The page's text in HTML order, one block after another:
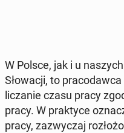
W Polsce, jak i u
Sło­wa­cji, to
li­cza­nie czasu pracy
pracy. W prak­ty­ce
pracy, za­zwy­czaj